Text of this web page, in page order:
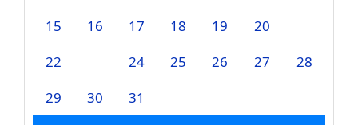
15
16 17 18 19 20
22
24 25 26 27
28
29
30 31